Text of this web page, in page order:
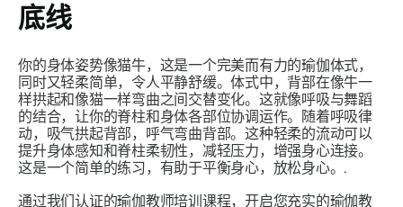
底线
你的身体姿势像猫牛，这是一个完美而有力的瑜伽体式，
同时又轻柔简单，令人平静舒缓。体式中，背部在像牛一
样拱起和像猫一样弯曲之间交替变化。这就像呼吸与舞蹈
的结合，让你的脊柱和身体各部位协调运作。随着呼吸律
动，吸气拱起背部，呼气弯曲背部。这种轻柔的流动可以
提升身体感知和脊柱柔韧性，减轻压力，增强身心连接。
这是一个简单的练习，有助于平衡身心，放松身心。.
通过我们认证的瑜伽教师培训课程，开启您充实的瑜伽教